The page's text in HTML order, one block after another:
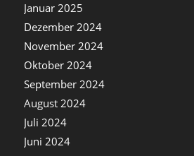
Januar 2025
Dezember 2024
November 2024
Oktober 2024
September 2024
August 2024
Juli 2024
Juni 2024